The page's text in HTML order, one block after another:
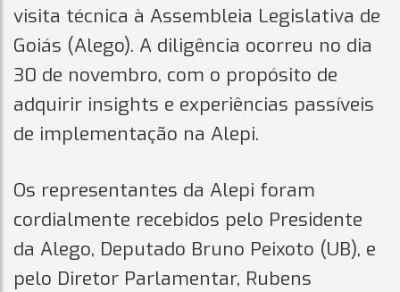
visita técnica à Assembleia Legislativa de
Goiás (Alego). A diligência ocorreu no dia
30 de novembro, com o propósito de
adquirir insights e experiências passíveis
de implementação na Alepi.
Os representantes da Alepi foram
cordialmente recebidos pelo Presidente
da Alego, Deputado Bruno Peixoto (UB), e
pelo Diretor Parlamentar, Rubens